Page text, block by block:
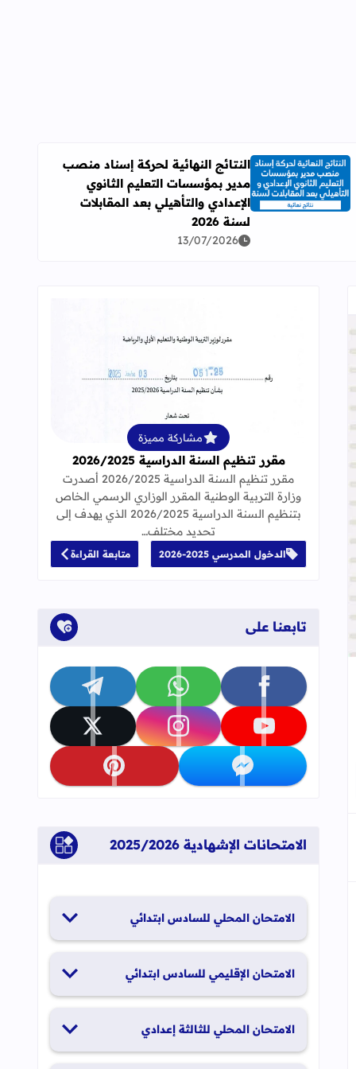
اقرأ المزيد عن النتائج النهائية لحركة إسناد منصب مدير بمؤسسات
النتائج النهائية لحركة إسناد منصب
مدير بمؤسسات التعليم الثانوي
الإعدادي والتأهيلي بعد المقابلات
لسنة 2026
13/07/2026
العلامات المرجعية
قراءة المزيد عن مقرر تنظيم السنة الدراسية
مشاركة مميزة
مقرر تنظيم السنة الدراسية 2026/2025
مقرر تنظيم السنة الدراسية 2026/2025 أصدرت
وزارة التربية الوطنية المقرر الوزاري الرسمي الخاص
بتنظيم السنة الدراسية 2026/2025 الذي يهدف إلى
تحديد مختلف…
الدخول المدرسي 2025-2026 متابعة القراءة
تابعنا على
تابعنا على facebook تابعنا على whatsapp تابعنا على telegram
تابعنا على youtube تابعنا على instagram تابعنا على x
تابعنا على messenger تابعنا على pinterest
الامتحانات الإشهادية 2025/2026
الامتحان المحلي للسادس ابتدائي
الامتحان الإقليمي للسادس ابتدائي
الامتحان المحلي للثالثة إعدادي